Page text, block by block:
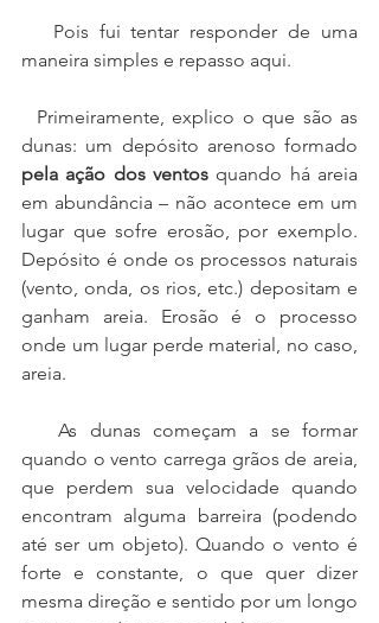
maneira simples e repasso aqui.
pela ação dos ventos quando há areia
em abundância – não acontece em um
lugar que sofre erosão, por exemplo.
Depósito é onde os processos naturais
(vento, onda, os rios, etc.) depositam e
ganham areia. Erosão é o processo
onde um lugar perde material, no caso,
areia.
   As dunas começam a se formar
quando o vento carrega grãos de areia,
que perdem sua velocidade quando
encontram alguma barreira (podendo
até ser um objeto). Quando o vento é
forte e constante, o que quer dizer
mesma direção e sentido por um longo